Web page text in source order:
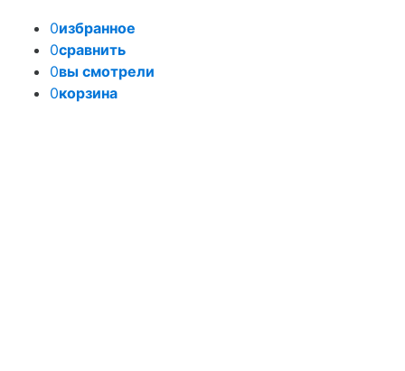
0избранное
0сравнить
0вы смотрели
0корзина